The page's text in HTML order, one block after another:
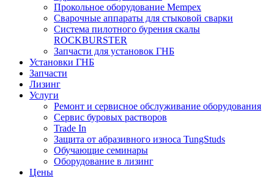
Прокольное оборудование Mempex
Сварочные аппараты для стыковой сварки
Система пилотного бурения скалы
ROCKBURSTER
Запчасти для установок ГНБ
Установки ГНБ
Запчасти
Лизинг
Услуги
Ремонт и сервисное обслуживание оборудования
Сервис буровых растворов
Trade In
Защита от абразивного износа TungStuds
Обучающие семинары
Оборудование в лизинг
Цены